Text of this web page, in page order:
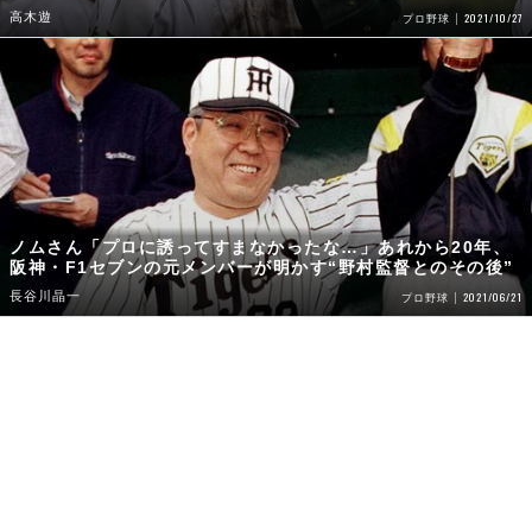
高木遊 プロ野球 2021/10/27
ノムさん「プロに誘ってすまなかったな…」あれから20年、
阪神・F1セブンの元メンバーが明かす“野村監督とのその後”
長谷川晶一 プロ野球 2021/06/21